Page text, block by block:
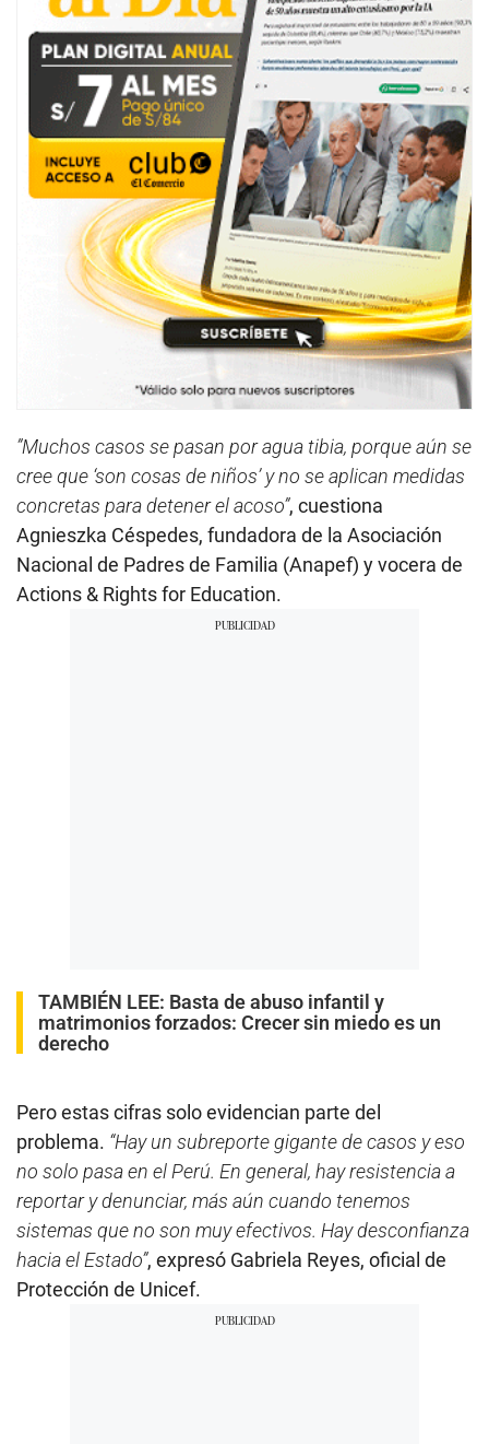
”Muchos casos se pasan por agua tibia, porque aún se
cree que ‘son cosas de niños’ y no se aplican medidas
concretas para detener el acoso”, cuestiona
Agnieszka Céspedes, fundadora de la Asociación
Nacional de Padres de Familia (Anapef) y vocera de
Actions & Rights for Education.
TAMBIÉN LEE: Basta de abuso infantil y
matrimonios forzados: Crecer sin miedo es un
derecho
Pero estas cifras solo evidencian parte del
problema. “Hay un subreporte gigante de casos y eso
no solo pasa en el Perú. En general, hay resistencia a
reportar y denunciar, más aún cuando tenemos
sistemas que no son muy efectivos. Hay desconfianza
hacia el Estado”, expresó Gabriela Reyes, oficial de
Protección de Unicef.